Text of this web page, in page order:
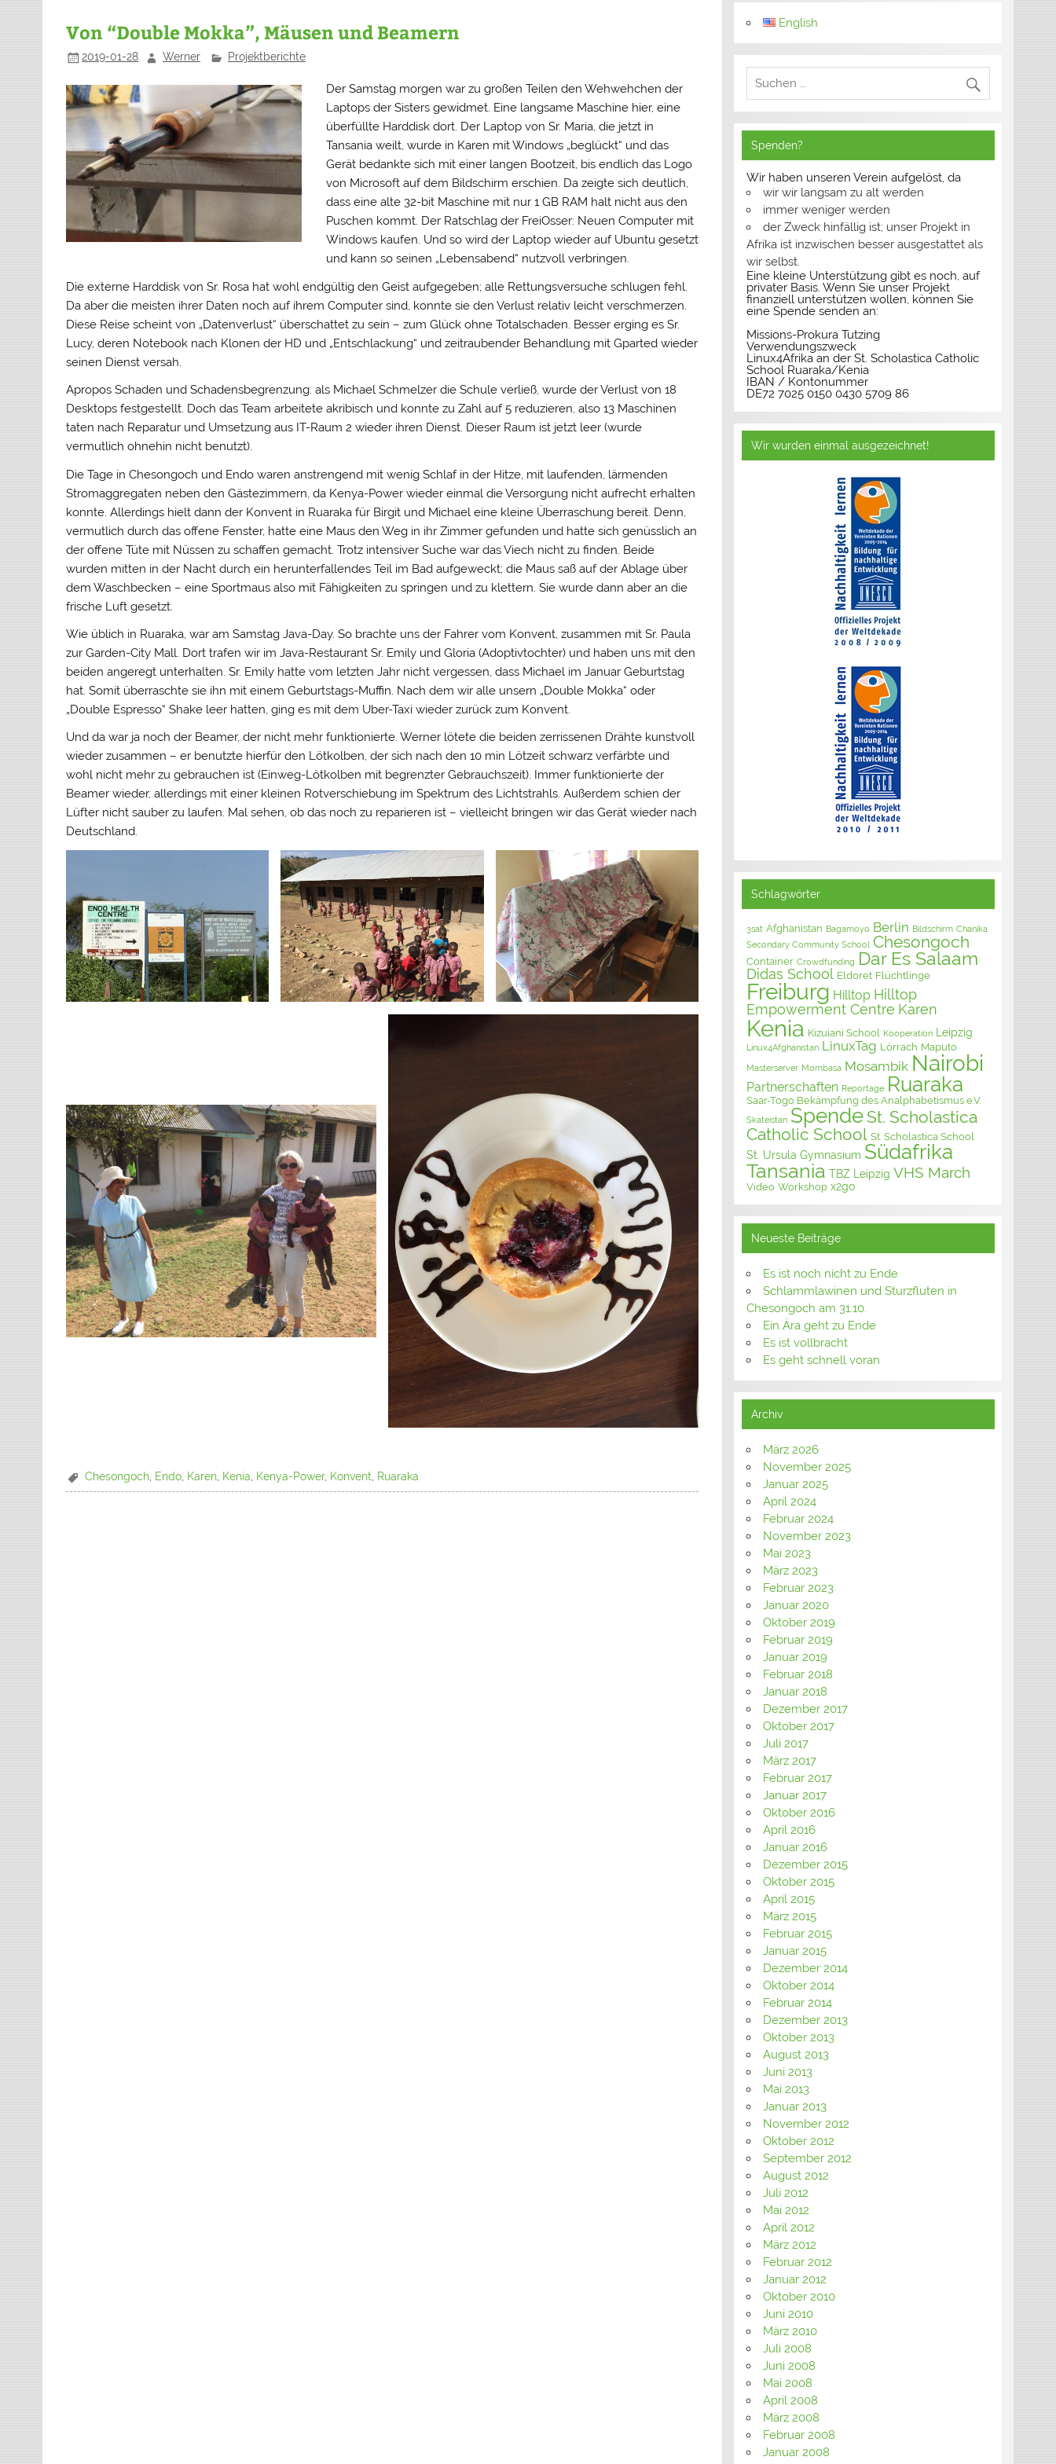
Von “Double Mokka”, Mäusen und Beamern
2019-01-28 Werner Projektberichte
Der Samstag morgen war zu großen Teilen den Wehwehchen der
Laptops der Sisters gewidmet. Eine langsame Maschine hier, eine
überfüllte Harddisk dort. Der Laptop von Sr. Maria, die jetzt in
Tansania weilt, wurde in Karen mit Windows „beglückt“ und das
Gerät bedankte sich mit einer langen Bootzeit, bis endlich das Logo
von Microsoft auf dem Bildschirm erschien. Da zeigte sich deutlich,
dass eine alte 32-bit Maschine mit nur 1 GB RAM halt nicht aus den
Puschen kommt. Der Ratschlag der FreiOsser: Neuen Computer mit
Windows kaufen. Und so wird der Laptop wieder auf Ubuntu gesetzt
und kann so seinen „Lebensabend“ nutzvoll verbringen.
Die externe Harddisk von Sr. Rosa hat wohl endgültig den Geist aufgegeben; alle Rettungsversuche schlugen fehl.
Da aber die meisten ihrer Daten noch auf ihrem Computer sind, konnte sie den Verlust relativ leicht verschmerzen.
Diese Reise scheint von „Datenverlust“ überschattet zu sein – zum Glück ohne Totalschaden. Besser erging es Sr.
Lucy, deren Notebook nach Klonen der HD und „Entschlackung“ und zeitraubender Behandlung mit Gparted wieder
seinen Dienst versah.
Apropos Schaden und Schadensbegrenzung: als Michael Schmelzer die Schule verließ, wurde der Verlust von 18
Desktops festgestellt. Doch das Team arbeitete akribisch und konnte zu Zahl auf 5 reduzieren, also 13 Maschinen
taten nach Reparatur und Umsetzung aus IT-Raum 2 wieder ihren Dienst. Dieser Raum ist jetzt leer (wurde
vermutlich ohnehin nicht benutzt).
Die Tage in Chesongoch und Endo waren anstrengend mit wenig Schlaf in der Hitze, mit laufenden, lärmenden
Stromaggregaten neben den Gästezimmern, da Kenya-Power wieder einmal die Versorgung nicht aufrecht erhalten
konnte. Allerdings hielt dann der Konvent in Ruaraka für Birgit und Michael eine kleine Überraschung bereit. Denn,
vermutlich durch das offene Fenster, hatte eine Maus den Weg in ihr Zimmer gefunden und hatte sich genüsslich an
der offene Tüte mit Nüssen zu schaffen gemacht. Trotz intensiver Suche war das Viech nicht zu finden. Beide
wurden mitten in der Nacht durch ein herunterfallendes Teil im Bad aufgeweckt; die Maus saß auf der Ablage über
dem Waschbecken – eine Sportmaus also mit Fähigkeiten zu springen und zu klettern. Sie wurde dann aber an die
frische Luft gesetzt.
Wie üblich in Ruaraka, war am Samstag Java-Day. So brachte uns der Fahrer vom Konvent, zusammen mit Sr. Paula
zur Garden-City Mall. Dort trafen wir im Java-Restaurant Sr. Emily und Gloria (Adoptivtochter) und haben uns mit den
beiden angeregt unterhalten. Sr. Emily hatte vom letzten Jahr nicht vergessen, dass Michael im Januar Geburtstag
hat. Somit überraschte sie ihn mit einem Geburtstags-Muffin. Nach dem wir alle unsern „Double Mokka“ oder
„Double Espresso“ Shake leer hatten, ging es mit dem Uber-Taxi wieder zurück zum Konvent.
Und da war ja noch der Beamer, der nicht mehr funktionierte. Werner lötete die beiden zerrissenen Drähte kunstvoll
wieder zusammen – er benutzte hierfür den Lötkolben, der sich nach den 10 min Lötzeit schwarz verfärbte und
wohl nicht mehr zu gebrauchen ist (Einweg-Lötkolben mit begrenzter Gebrauchszeit). Immer funktionierte der
Beamer wieder, allerdings mit einer kleinen Rotverschiebung im Spektrum des Lichtstrahls. Außerdem schien der
Lüfter nicht sauber zu laufen. Mal sehen, ob das noch zu reparieren ist – vielleicht bringen wir das Gerät wieder nach
Deutschland.
Chesongoch Endo Karen Kenia Kenya-Power, Konvent Ruaraka
English
Spenden?
Wir haben unseren Verein aufgelöst, da
wir wir langsam zu alt werden
immer weniger werden
der Zweck hinfällig ist; unser Projekt in
Afrika ist inzwischen besser ausgestattet als
wir selbst.
Eine kleine Unterstützung gibt es noch, auf
privater Basis. Wenn Sie unser Projekt
finanziell unterstützen wollen, können Sie
eine Spende senden an:
Missions-Prokura Tutzing
Verwendungszweck
Linux4Afrika an der St. Scholastica Catholic
School Ruaraka/Kenia
IBAN / Kontonummer
DE72 7025 0150 0430 5709 86
Wir wurden einmal ausgezeichnet!
Schlagwörter
3sat Afghanistan Bagamoyo Berlin Bildschirm Chanika
Secondary Community School Chesongoch
Container Crowdfunding Dar Es Salaam
Didas School Eldoret Flüchtlinge
Freiburg Hilltop Hilltop
Empowerment Centre Karen
Kenia Kizuiani School Kooperation Leipzig
Linux4Afghanistan LinuxTag Lörrach Maputo
Masterserver Mombasa Mosambik Nairobi
Partnerschaften Reportage Ruaraka
Saar-Togo Bekämpfung des Analphabetismus e.V.
Skateistan Spende St. Scholastica
Catholic School St. Scholastica School
St. Ursula Gymnasium Südafrika
Tansania TBZ Leipzig VHS March
Video Workshop x2go
Neueste Beiträge
Es ist noch nicht zu Ende
Schlammlawinen und Sturzfluten in
Chesongoch am 31.10.
Ein Ära geht zu Ende
Es ist vollbracht
Es geht schnell voran
Archiv
März 2026
November 2025
Januar 2025
April 2024
Februar 2024
November 2023
Mai 2023
März 2023
Februar 2023
Januar 2020
Oktober 2019
Februar 2019
Januar 2019
Februar 2018
Januar 2018
Dezember 2017
Oktober 2017
Juli 2017
März 2017
Februar 2017
Januar 2017
Oktober 2016
April 2016
Januar 2016
Dezember 2015
Oktober 2015
April 2015
März 2015
Februar 2015
Januar 2015
Dezember 2014
Oktober 2014
Februar 2014
Dezember 2013
Oktober 2013
August 2013
Juni 2013
Mai 2013
Januar 2013
November 2012
Oktober 2012
September 2012
August 2012
Juli 2012
Mai 2012
April 2012
März 2012
Februar 2012
Januar 2012
Oktober 2010
Juni 2010
März 2010
Juli 2008
Juni 2008
Mai 2008
April 2008
März 2008
Februar 2008
Januar 2008